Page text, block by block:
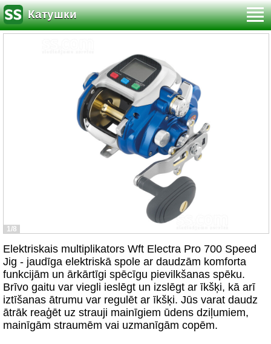
Катушки
1/8
Elektriskais multiplikators Wft Electra Pro 700 Speed
Jig - jaudīga elektriskā spole ar daudzām komforta
funkcijām un ārkārtīgi spēcīgu pievilkšanas spēku.
Brīvo gaitu var viegli ieslēgt un izslēgt ar īkšķi, kā arī
iztīšanas ātrumu var regulēt ar īkšķi. Jūs varat daudz
ātrāk reaģēt uz strauji mainīgiem ūdens dziļumiem,
mainīgām straumēm vai uzmanīgām copēm.